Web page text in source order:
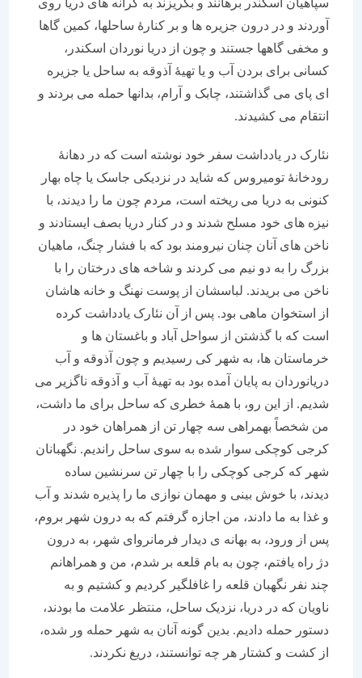
سپاهیان اسکندر برهانند و بگریزند به کرانه های دریا روی
آوردند و در درون جزیره ها و بر کنارۀ ساحلها، کمین گاها
و مخفی گاهها جستند و چون از دریا نوردان اسکندر،
کسانی برای بردن آب و یا تهیۀ آذوقه به ساحل یا جزیره
ای پای می گذاشتند، چابک و آرام، بدانها حمله می بردند و
انتقام می کشیدند.
نئارک در یادداشت سفر خود نوشته است که در دهانۀ
رودخانۀ تومیروس که شاید در نزدیکی جاسک یا چاه بهار
کنونی به دریا می ریخته است، مردم چون ما را دیدند، با
نیزه های خود مسلح شدند و در کنار دریا بصف ایستادند و
ناخن های آنان چنان نیرومند بود که با فشار چنگ، ماهیان
بزرگ را به دو نیم می کردند و شاخه های درختان را با
ناخن می بریدند. لباسشان از پوست نهنگ و خانه هاشان
از استخوان ماهی بود. پس از آن نئارک یادداشت کرده
است که با گذشتن از سواحل آباد و باغستان ها و
خرماستان ها، به شهر کی رسیدیم و چون آذوقه و آب
دریانوردان به پایان آمده بود به تهیۀ آب و آذوقه ناگزیر می
شدیم. از این رو، با همۀ خطری که ساحل برای ما داشت،
من شخصاً بهمراهی سه چهار تن از همراهان خود در
کرجی کوچکی سوار شده به سوی ساحل راندیم. نگهبانان
شهر که کرجی کوچکی را با چهار تن سرنشین ساده
دیدند، با خوش بینی و مهمان نوازی ما را پذیره شدند و آب
و غذا به ما دادند، من اجازه گرفتم که به درون شهر بروم،
پس از ورود، به بهانه ی دیدار فرمانروای شهر، به درون
دژ راه یافتم، چون به بام قلعه بر شدم، من و همراهانم
چند نفر نگهبان قلعه را غافلگیر کردیم و کشتیم و به
ناویان که در دریا، نزدیک ساحل، منتظر علامت ما بودند،
دستور حمله دادیم. بدین گونه آنان به شهر حمله ور شده،
از کشت و کشتار هر چه توانستند، دریغ نکردند.